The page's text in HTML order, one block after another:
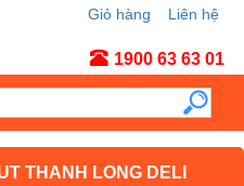
Liên hệ
Giỏ hàng
1900 63 63 01
THANH LONG DELI